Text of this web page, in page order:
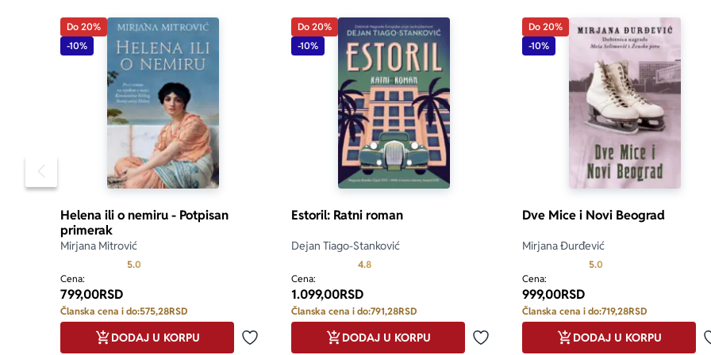
Pomeranje sadržaja slajdera u levo
Do 20%
-10%
Helena ili o nemiru - Potpisan
primerak
Mirjana Mitrović
5.0
Cena:
799,00RSD
Članska cena i do:575,28RSD
Dodaj u omiljene
DODAJ U KORPU
Do 20%
-10%
Estoril: Ratni roman
Dejan Tiago-Stanković
4.8Prosecna ocena je 4.8 od 5
Cena:
1.099,00RSD
Članska cena i do:791,28RSD
Dodaj u omiljene
DODAJ U KORPU
Do 20%
-10%
Dve Mice i Novi Beograd
Mirjana Đurđević
5.0
Cena:
999,00RSD
Članska cena i do:719,28RSD
DODAJ U KORPU